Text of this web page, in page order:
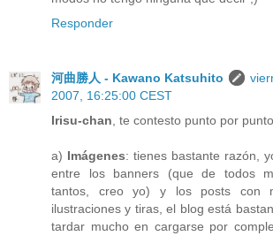
Responder
河曲勝人 - Kawano Katsuhito
2007, 16:25:00 CEST
Irisu-chan , te contesto punto por
a) Imágenes: tienes bastante razón,
entre los banners (que de todos
tantos, creo yo) y los posts con
ilustraciones y tiras, el blog está
tardar mucho en cargarse por